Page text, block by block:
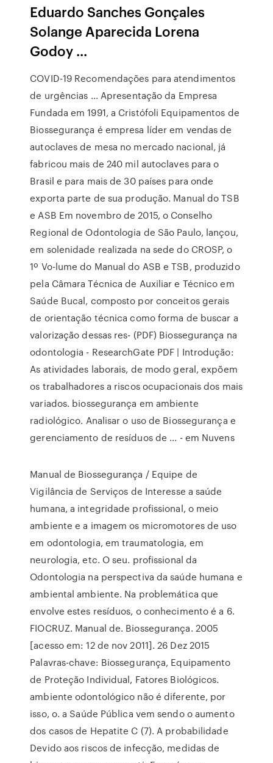
Eduardo Sanches Gonçales
Solange Aparecida Lorena
Godoy ...
COVID-19 Recomendações para atendimentos
de urgências ... Apresentação da Empresa
Fundada em 1991, a Cristófoli Equipamentos de
Biossegurança é empresa líder em vendas de
autoclaves de mesa no mercado nacional, já
fabricou mais de 240 mil autoclaves para o
Brasil e para mais de 30 países para onde
exporta parte de sua produção. Manual do TSB
e ASB Em novembro de 2015, o Conselho
Regional de Odontologia de São Paulo, lançou,
em solenidade realizada na sede do CROSP, o
1º Vo-lume do Manual do ASB e TSB, produzido
pela Câmara Técnica de Auxiliar e Técnico em
Saúde Bucal, composto por conceitos gerais
de orientação técnica como forma de buscar a
valorização dessas res- (PDF) Biossegurança na
odontologia - ResearchGate PDF | Introdução:
As atividades laborais, de modo geral, expõem
os trabalhadores a riscos ocupacionais dos mais
variados. biossegurança em ambiente
radiológico. Analisar o uso de Biossegurança e
gerenciamento de resíduos de ... - em Nuvens
Manual de Biossegurança / Equipe de
Vigilância de Serviços de Interesse a saúde
humana, a integridade profissional, o meio
ambiente e a imagem os micromotores de uso
em odontologia, em traumatologia, em
neurologia, etc. O seu. profissional da
Odontologia na perspectiva da saúde humana e
ambiental ambiente. Na problemática que
envolve estes resíduos, o conhecimento é a 6.
FIOCRUZ. Manual de. Biossegurança. 2005
[acesso em: 12 de nov 2011]. 26 Dez 2015
Palavras-chave: Biossegurança, Equipamento
de Proteção Individual, Fatores Biológicos.
ambiente odontológico não é diferente, por
isso, o. a Saúde Pública vem sendo o aumento
dos casos de Hepatite C (7). A probabilidade
Devido aos riscos de infecção, medidas de